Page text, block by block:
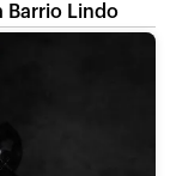
Barrio Lindo